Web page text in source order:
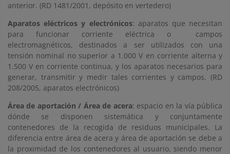
anterior. (RD 1481/2001, depósito en vertedero)
Aparatos eléctricos y electrónicos: aparatos que necesitan
para funcionar corriente eléctrica o campos
electromagnéticos, destinados a ser utilizados con una
tensión nominal no superior a 1.000 V en corriente alterna y
1.500 V en corriente continua, y los aparatos necesarios para
generar, transmitir y medir tales corrientes y campos. (RD
208/2005, aparatos electrónicos)
Área de aportación / Área de acera: espacio en la vía pública
dónde se disponen sistemática y conjuntamente
contenedores de la recogida de residuos municipales. La
diferencia entre área de acera y área de aportación se debe a
la proximidad de los contenedores al usuario, siendo menor